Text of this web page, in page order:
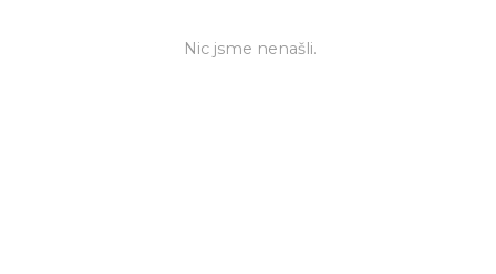
Nic jsme nenašli.